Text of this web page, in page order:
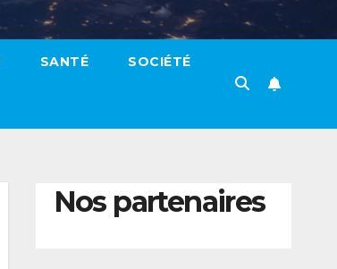
SANTÉ SOCIÉTÉ
Nos partenaires